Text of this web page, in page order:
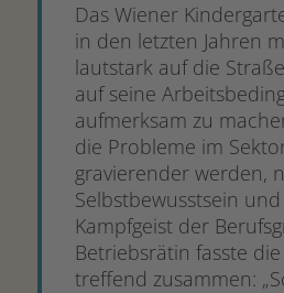
Das Wiener
in den letzten Jahren
lautstark auf die
auf seine
aufmerksam zu
die Probleme im
gravierender werden,
Selbstbewusstsein
Kampfgeist der
Betriebsrätin fasste
treffend zusammen: